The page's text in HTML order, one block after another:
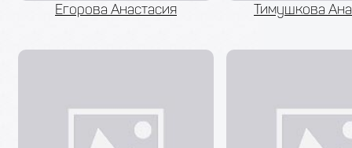
Егорова Анастасия Тимушкова